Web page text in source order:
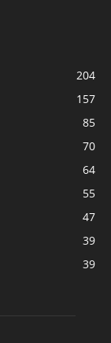
204
157
85
70
64
55
47
39
39